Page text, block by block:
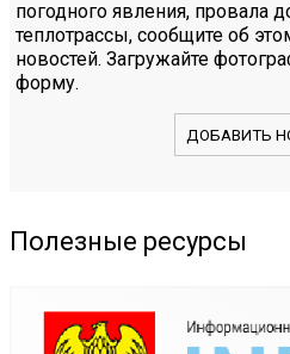
погодного явления, провала
теплотрассы, сообщите об
новостей. Загружайте
форму.
ДОБАВИТЬ
Полезные ресурсы